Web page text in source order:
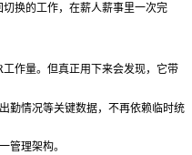
换的工作，在薪人薪事里一次完
工作量。但真正用下来会发现，它带
勤情况等关键数据，不再依赖临时统
管理架构。